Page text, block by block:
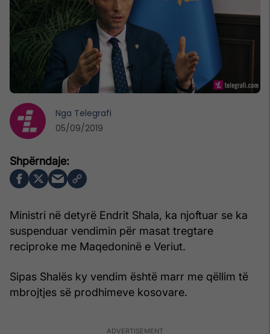
Ministri në detyrë Endrit Shala, ka njoftuar se ka
suspenduar vendimin për masat tregtare
reciproke me Maqedoninë e Veriut.
Sipas Shalës ky vendim është marr me qëllim të
mbrojtjes së prodhimeve kosovare.
Nga Telegrafi
05/09/2019